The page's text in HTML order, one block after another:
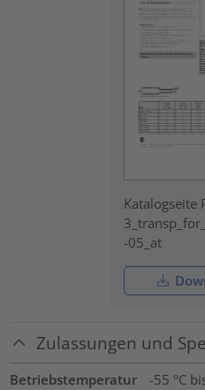
Katalogseite
-05_at
Zulassungen und
Betriebstemperatur
-55 °C